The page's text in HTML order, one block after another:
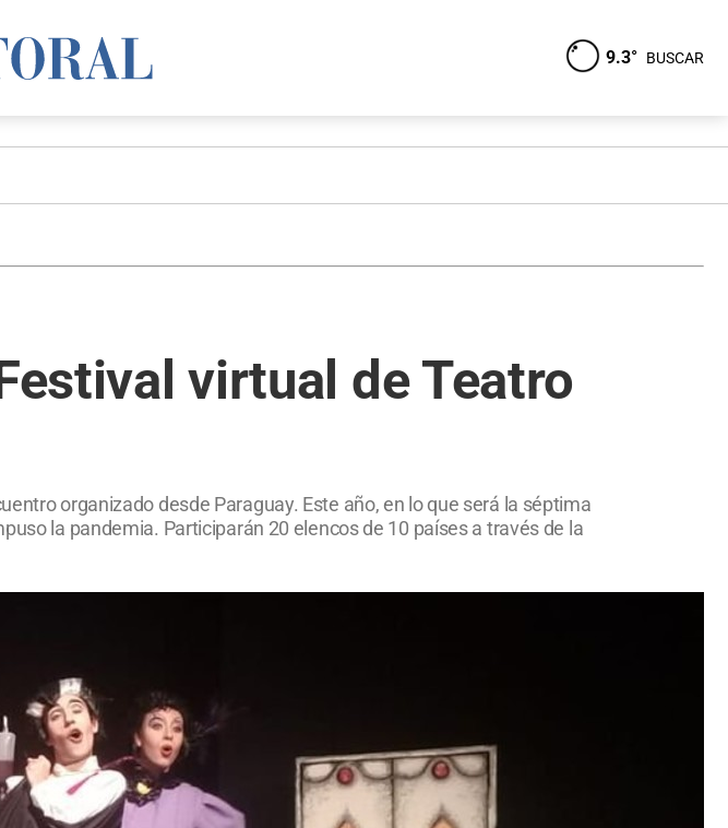
9.3° BUSCAR
virtual de Teatro
organizado desde Paraguay. Este año, en lo que será la séptima
la pandemia. Participarán 20 elencos de 10 países a través de la